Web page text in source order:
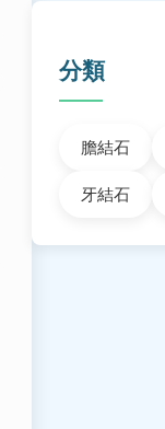
分類
膽結石
牙結石